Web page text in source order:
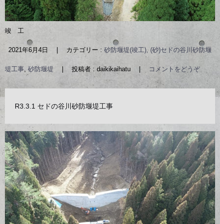
竣 工
2021年6月4日 | カテゴリー : 砂防堰堤(竣工), (砂)セドの谷川砂防堰
堤工事 砂防堰堤 | 投稿者 : daikikaihatu | コメントをどうぞ
R3.3.1 セドの谷川砂防堰堤工事